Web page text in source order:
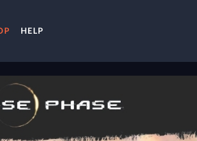
HELP